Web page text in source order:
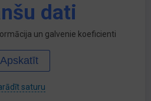
dati
un galvenie koeficienti
Apskatīt
saturu